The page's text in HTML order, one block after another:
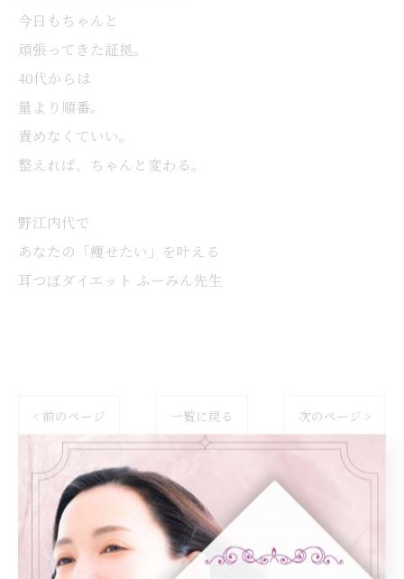
今日もちゃんと
頑張ってきた証拠。
40代からは
量より順番。
責めなくていい。
整えれば、ちゃんと変わる。
野江内代で
あなたの「痩せたい」を叶える
耳つぼダイエット ふーみん先生
< 前のページ 一覧に戻る 次のページ >
カテゴリー Categories
全てのカテゴリー